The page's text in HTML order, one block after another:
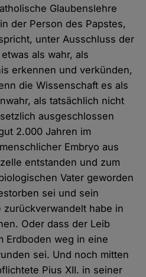
Glaubenslehre
der Person des Papstes,
unter Ausschluss der
als wahr, als
erkennen und verkünden,
die Wissenschaft es als
als tatsächlich nicht
ausgeschlossen
2.000 Jahren im
Embryo aus
entstanden und zum
Vater geworden
sei und sein
zurückverwandelt habe in
Oder dass der Leib
Erdboden weg in eine
sei. Und noch mitten
Pius XII. in seiner